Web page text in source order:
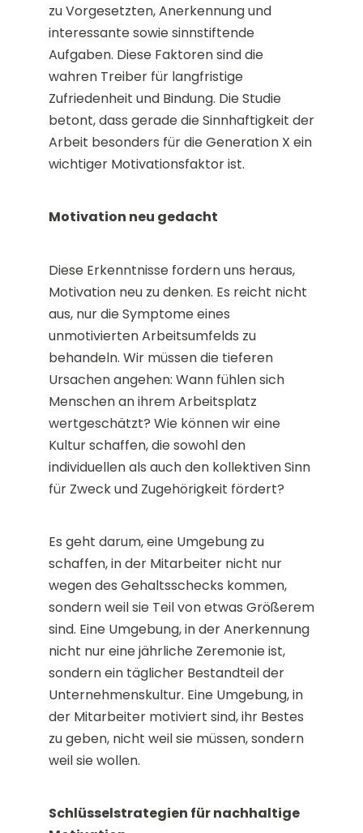
zu Vorgesetzten, Anerkennung und
interessante sowie sinnstiftende
Aufgaben. Diese Faktoren sind die
wahren Treiber für langfristige
Zufriedenheit und Bindung. Die Studie
betont, dass gerade die Sinnhaftigkeit der
Arbeit besonders für die Generation X ein
wichtiger Motivationsfaktor ist​​​​.
Motivation neu gedacht
Diese Erkenntnisse fordern uns heraus,
Motivation neu zu denken. Es reicht nicht
aus, nur die Symptome eines
unmotivierten Arbeitsumfelds zu
behandeln. Wir müssen die tieferen
Ursachen angehen: Wann fühlen sich
Menschen an ihrem Arbeitsplatz
wertgeschätzt? Wie können wir eine
Kultur schaffen, die sowohl den
individuellen als auch den kollektiven Sinn
für Zweck und Zugehörigkeit fördert?
Es geht darum, eine Umgebung zu
schaffen, in der Mitarbeiter nicht nur
wegen des Gehaltsschecks kommen,
sondern weil sie Teil von etwas Größerem
sind. Eine Umgebung, in der Anerkennung
nicht nur eine jährliche Zeremonie ist,
sondern ein täglicher Bestandteil der
Unternehmenskultur. Eine Umgebung, in
der Mitarbeiter motiviert sind, ihr Bestes
zu geben, nicht weil sie müssen, sondern
weil sie wollen.
Schlüsselstrategien für nachhaltige